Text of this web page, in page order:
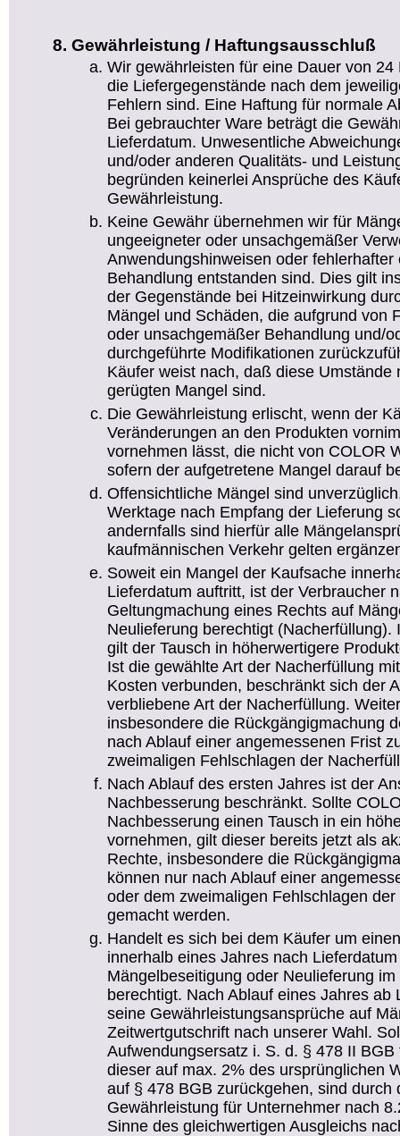
Gewährleistung / Haftungsausschluß
Wir gewährleisten für eine Dauer von
die Liefergegenstände nach dem
Fehlern sind. Eine Haftung für normale
Bei gebrauchter Ware beträgt die
Lieferdatum. Unwesentliche
und/oder anderen Qualitäts- und
begründen keinerlei Ansprüche des
Gewährleistung.
Keine Gewähr übernehmen wir für
ungeeigneter oder unsachgemäßer
Anwendungshinweisen oder fehlerhafter
Behandlung entstanden sind. Dies gilt
der Gegenstände bei Hitzeinwirkung
Mängel und Schäden, die aufgrund von
oder unsachgemäßer Behandlung und/
durchgeführte Modifikationen
Käufer weist nach, daß diese Umstände
gerügten Mangel sind.
Die Gewährleistung erlischt, wenn der
Veränderungen an den Produkten
vornehmen lässt, die nicht von COLOR
sofern der aufgetretene Mangel darauf
Offensichtliche Mängel sind
Werktage nach Empfang der Lieferung
andernfalls sind hierfür alle
kaufmännischen Verkehr gelten
Soweit ein Mangel der Kaufsache
Lieferdatum auftritt, ist der Verbraucher
Geltungmachung eines Rechts auf
Neulieferung berechtigt
gilt der Tausch in höherwertigere
Ist die gewählte Art der Nacherfüllung
Kosten verbunden, beschränkt sich der
verbliebene Art der Nacherfüllung.
insbesondere die Rückgängigmachung
nach Ablauf einer angemessenen Frist
zweimaligen Fehlschlagen der
Nach Ablauf des ersten Jahres ist der
Nachbesserung beschränkt. Sollte
Nachbesserung einen Tausch in ein
vornehmen, gilt dieser bereits jetzt als
Rechte, insbesondere die
können nur nach Ablauf einer
oder dem zweimaligen Fehlschlagen
gemacht werden.
Handelt es sich bei dem Käufer um
innerhalb eines Jahres nach
Mängelbeseitigung oder Neulieferung
berechtigt. Nach Ablauf eines Jahres
seine Gewährleistungsansprüche auf
Zeitwertgutschrift nach unserer Wahl.
Aufwendungsersatz i. S. d. § 478 II
dieser auf max. 2% des ursprünglichen
auf § 478 BGB zurückgehen, sind durch
Gewährleistung für Unternehmer nach
Sinne des gleichwertigen Ausgleichs